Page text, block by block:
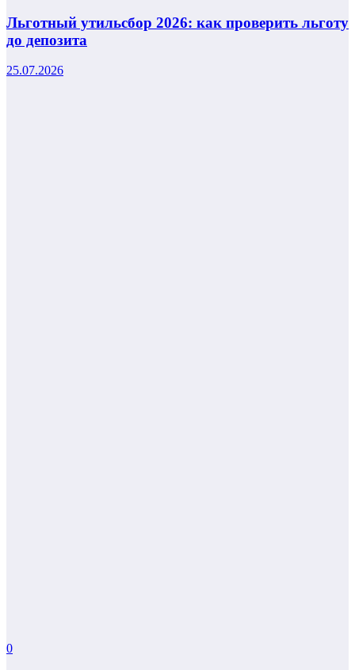
Льготный утильсбор 2026: как проверить льготу
до депозита
25.07.2026
0